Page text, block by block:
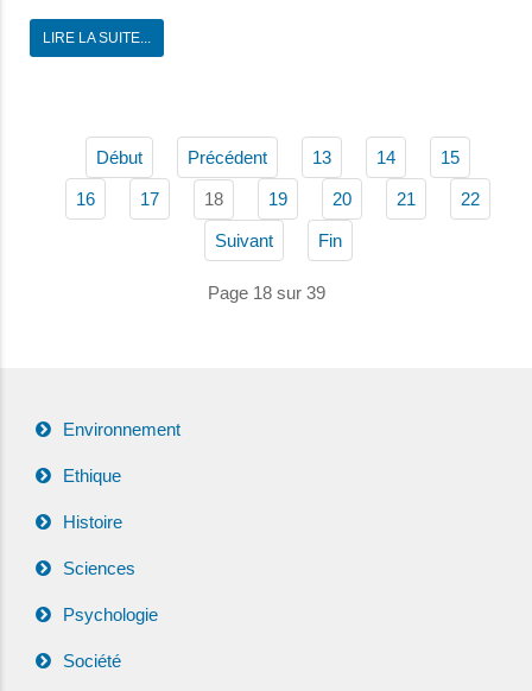
LIRE LA SUITE...
Début Précédent 13 14 15
16 17 18 19 20 21 22
Suivant Fin
Page 18 sur 39
Environnement
Ethique
Histoire
Sciences
Psychologie
Société